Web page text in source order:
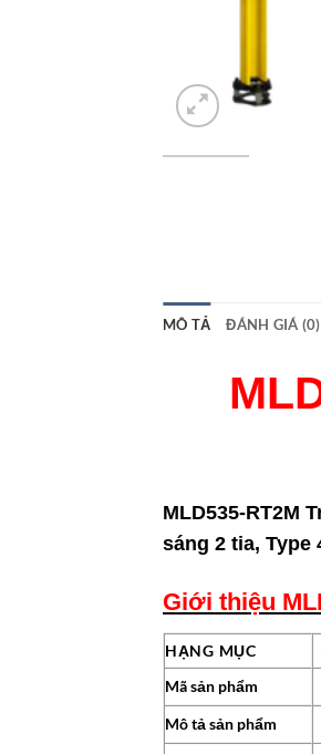
MÔ TẢ ĐÁNH GIÁ (0)
MLD535-RT2M
sáng 2 tia, Type
Giới thiệu
HẠNG MỤC
Mã sản phẩm
Mô tả sản phẩm